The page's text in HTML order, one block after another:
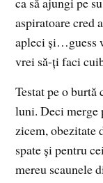
aspiratoare cred
apleci și…guess
vrei să-ți faci
Testat pe o burtă
luni. Deci merge
zicem, obezitate
spate și pentru
mereu scaunele